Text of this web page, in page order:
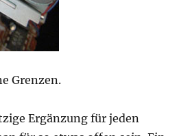
Grenzen.
Ergänzung für jeden